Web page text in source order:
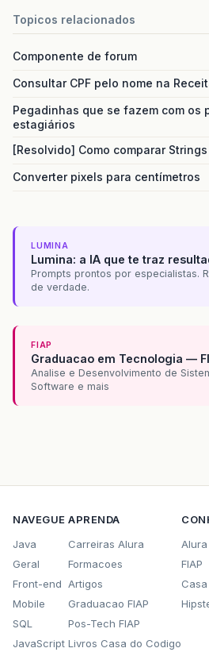
Topicos relacionados
Componente de forum
Consultar CPF pelo nome na
Pegadinhas que se fazem com os
estagiários
[Resolvido] Como comparar Strings
Converter pixels para centímetros
LUMINA
Lumina: a IA que te traz
Prompts prontos por especialistas.
de verdade.
FIAP
Graduacao em Tecnologia —
Analise e Desenvolvimento de
Software e mais
NAVEGUE
Java
Geral
Front-end
Mobile
SQL
JavaScript
APRENDA
Carreiras Alura
Formacoes
Artigos
Graduacao FIAP
Pos-Tech FIAP
Livros Casa do Codigo
Alura
FIAP